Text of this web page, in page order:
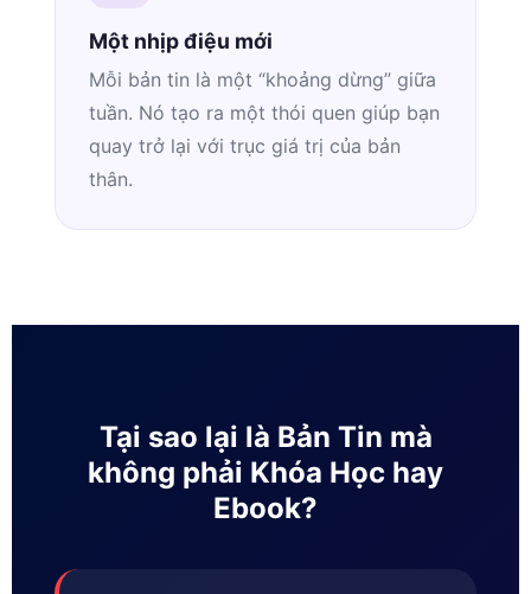
Một nhịp điệu mới
Mỗi bản tin là một “khoảng dừng” giữa
tuần. Nó tạo ra một thói quen giúp bạn
quay trở lại với trục giá trị của bản
thân.
Tại sao lại là Bản Tin mà
không phải Khóa Học hay
Ebook?